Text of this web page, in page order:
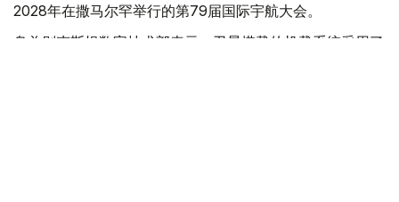
2028年在撒马尔罕举行的第79届国际宇航大会。
乌兹别克斯坦数字技术部表示，卫星搭载的机载系统采用了